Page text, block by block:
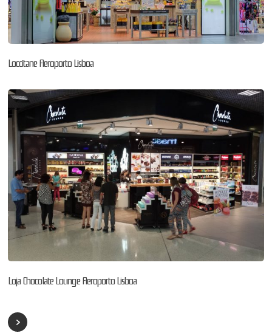
Loccitane Aeroporto Lisboa
Loja Chocolate Lounge Aeroporto Lisboa